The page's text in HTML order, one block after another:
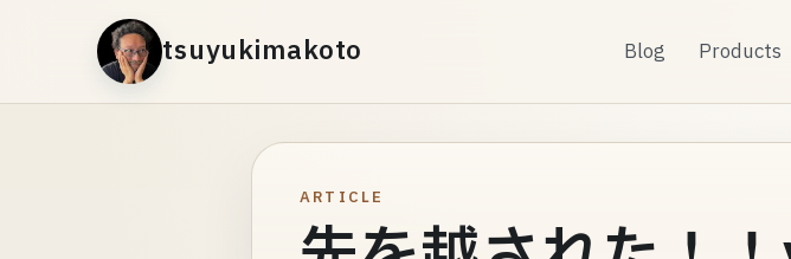
tsuyukimakoto Blog Products
ARTICLE